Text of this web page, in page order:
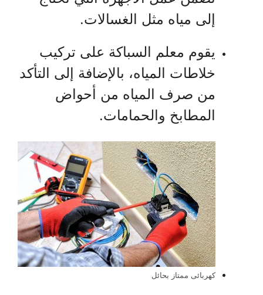
إلى مياه مثل الغسالات.
يقوم معلم السباكة على تركيب
خلاطات المياه، بالإضافة إلى التأكد
من صرف المياه من أحواض
المطابخ والحمامات.
كهربائى ممتاز بحائل